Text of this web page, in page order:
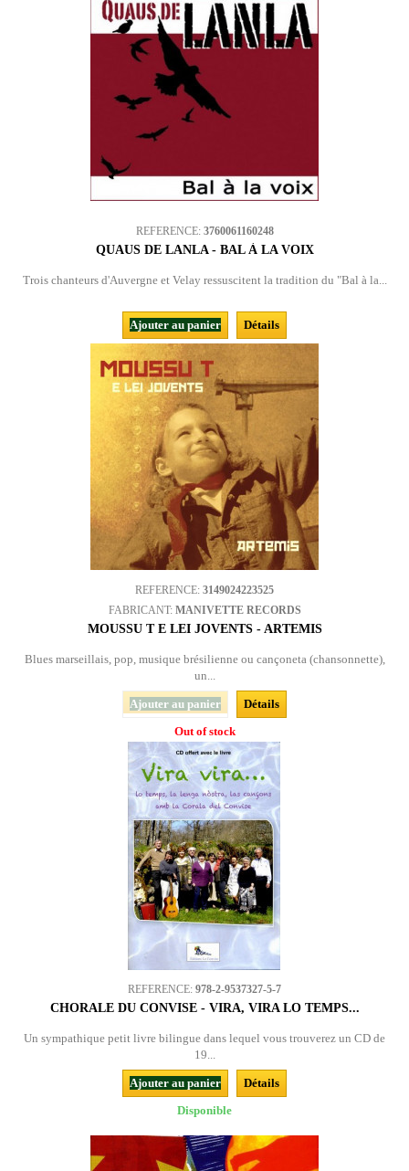
REFERENCE: 3760061160248
QUAUS DE LANLA - BAL À LA VOIX
Trois chanteurs d'Auvergne et Velay ressuscitent la tradition du "Bal à la...
Ajouter au panier Détails
REFERENCE: 3149024223525
FABRICANT: MANIVETTE RECORDS
MOUSSU T E LEI JOVENTS - ARTEMIS
Blues marseillais, pop, musique brésilienne ou cançoneta (chansonnette),
un...
Ajouter au panier
Détails
Out of stock
REFERENCE: 978-2-9537327-5-7
CHORALE DU CONVISE - VIRA, VIRA LO TEMPS...
Un sympathique petit livre bilingue dans lequel vous trouverez un CD de
19...
Ajouter au panier
Détails
Disponible